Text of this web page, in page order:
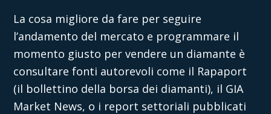
La cosa migliore da fare per seguire
l’andamento del mercato e programmare il
momento giusto pervendere un diamante è
consultare fonti autorevoli come il Rapaport
(il bollettino della borsa dei diamanti), il GIA
Market News, o i report settoriali pubblicati